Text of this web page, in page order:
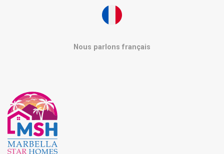
Nous parlons français